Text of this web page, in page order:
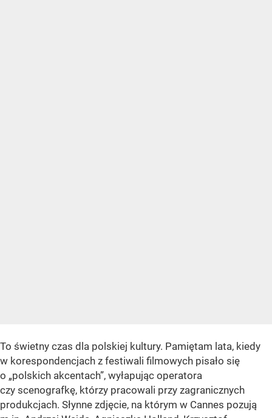
To świetny czas dla polskiej kultury. Pamiętam lata, kiedy
w korespondencjach z festiwali filmowych pisało się
o „polskich akcentach”, wyłapując operatora
czy scenografkę, którzy pracowali przy zagranicznych
produkcjach. Słynne zdjęcie, na którym w Cannes pozują